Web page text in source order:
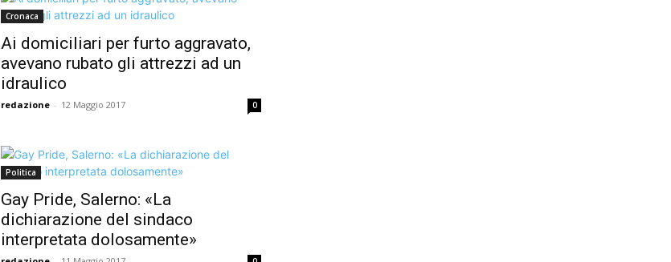
Cronaca
Ai domiciliari per furto aggravato,
avevano rubato gli attrezzi ad un
idraulico
redazione - 12 Maggio 2017 0
Politica
Gay Pride, Salerno: «La
dichiarazione del sindaco
interpretata dolosamente»